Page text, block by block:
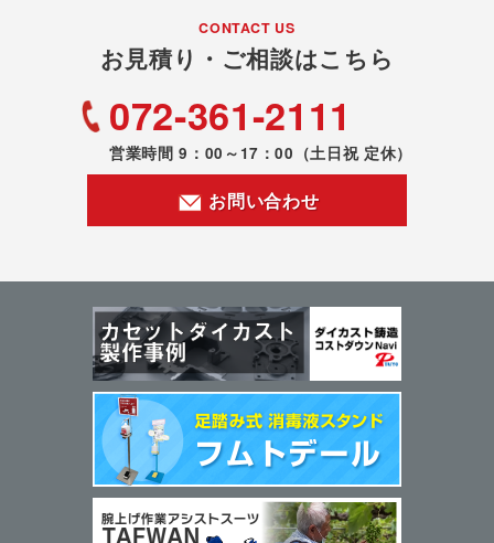
CONTACT US
お見積り・ご相談はこちら
072-361-2111
営業時間 9：00～17：00 （土日祝 定休）
お問い合わせ